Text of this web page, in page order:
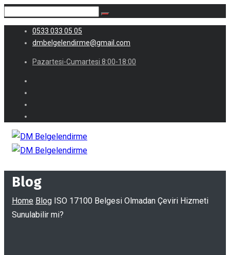
0533 033 05 05
dmbelgelendirme@gmail.com
Pazartesi-Cumartesi 8:00-18:00
Blog
Home Blog ISO 17100 Belgesi Olmadan Çeviri Hizmeti
Sunulabilir mi?